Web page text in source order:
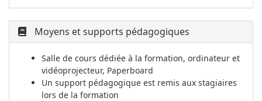
Moyens et supports pédagogiques
Salle de cours dédiée à la formation, ordinateur et
vidéoprojecteur, Paperboard
Un support pédagogique est remis aux stagiaires
lors de la formation